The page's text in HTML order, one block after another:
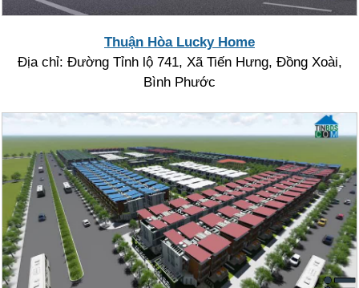
Thuận Hòa Lucky Home
Địa chỉ: Đường Tỉnh lộ 741, Xã Tiến Hưng, Đồng Xoài,
Bình Phước